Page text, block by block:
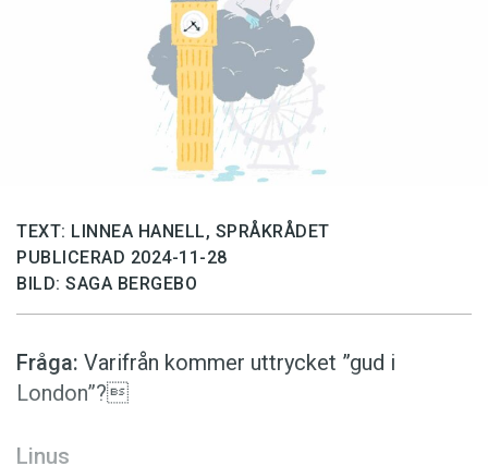
Läs Språktidningen digitalt
TEXT: LINNEA HANELL, SPRÅKRÅDET
PUBLICERAD 2024-11-28
BILD: SAGA BERGEBO
Fråga: Varifrån kommer uttrycket ”gud i
London”?
Linus